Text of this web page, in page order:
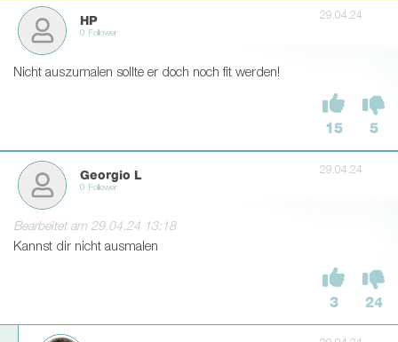
HP
0 Follower
29.04.24
Nicht auszumalen sollte er doch noch fit werden!
15 5
Georgio L
0 Follower
29.04.24
Bearbeitet am 29.04.24 13:18
Kannst dir nicht ausmalen
3 24